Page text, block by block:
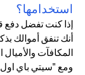
استخدامها؟
إذا كنت تفضل دفع
أنك تنفق أموالك
المكافآت والأميال
ومع "سيتي باي